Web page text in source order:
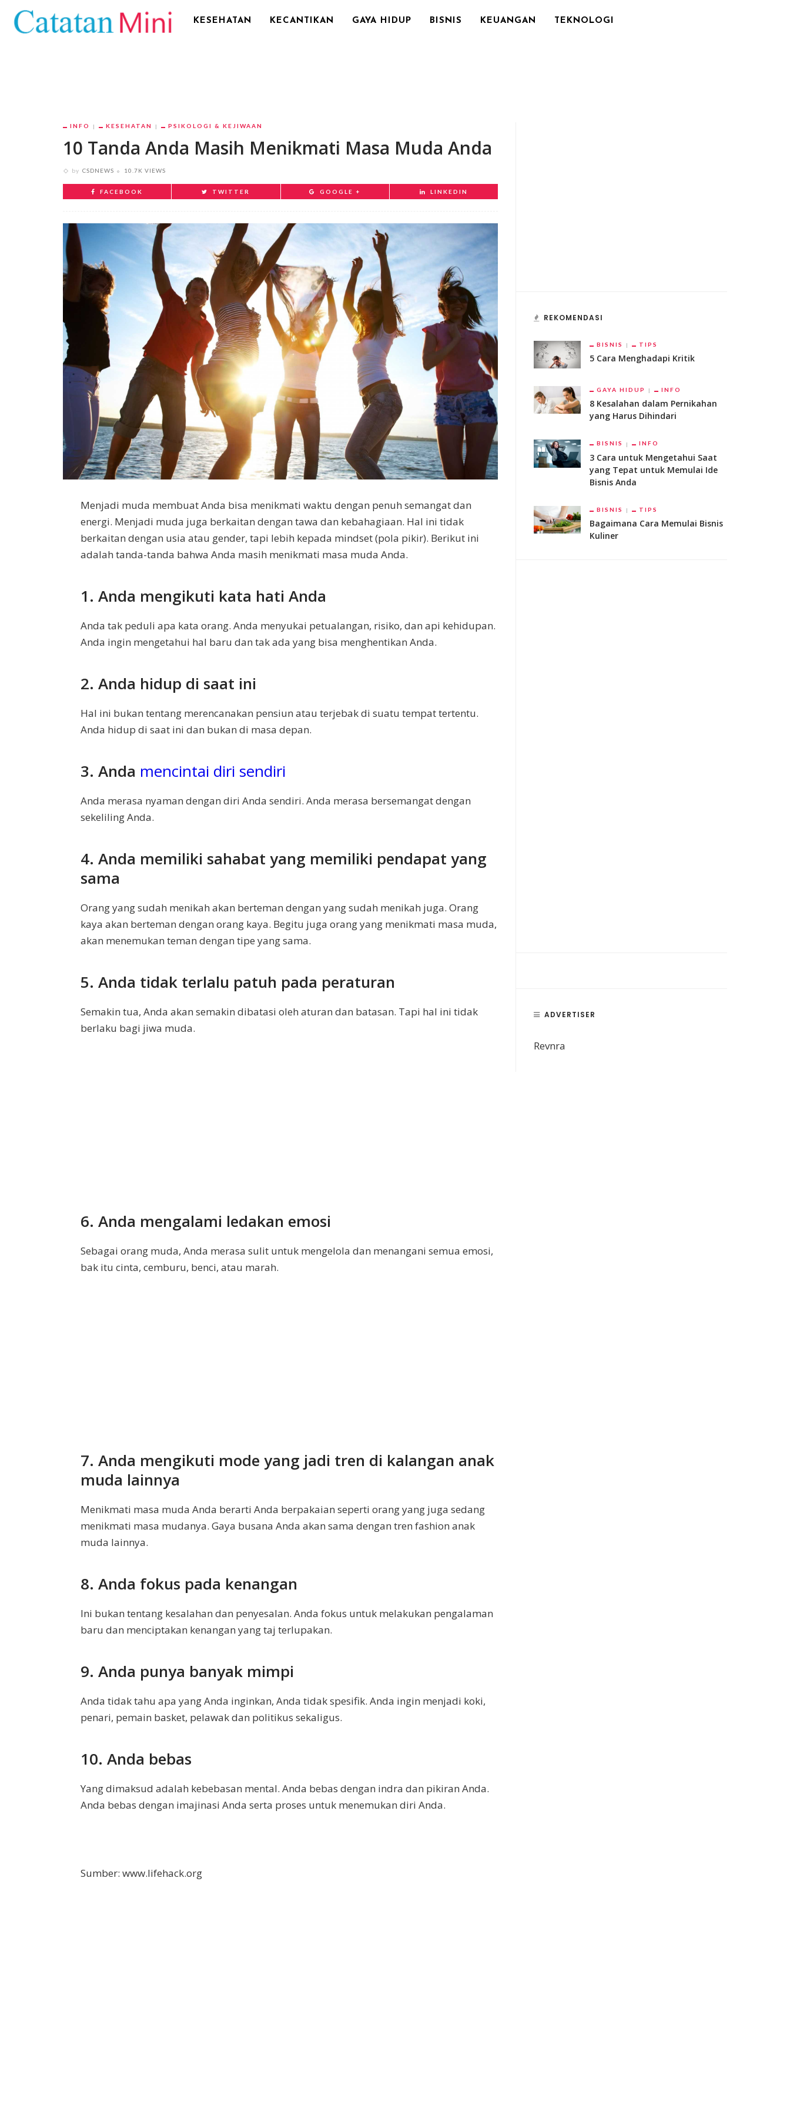
KESEHATAN KECANTIKAN GAYA HIDUP BISNIS KEUANGAN TEKNOLOGI
INFO KESEHATAN PSIKOLOGI & KEJIWAAN
10 Tanda Anda Masih Menikmati Masa Muda Anda
by CSDNEWS 10.7K VIEWS
FACEBOOK TWITTER GOOGLE + LINKEDIN
Menjadi muda membuat Anda bisa menikmati waktu dengan penuh semangat dan
energi. Menjadi muda juga berkaitan dengan tawa dan kebahagiaan. Hal ini tidak
berkaitan dengan usia atau gender, tapi lebih kepada mindset (pola pikir). Berikut ini
adalah tanda-tanda bahwa Anda masih menikmati masa muda Anda.
1. Anda mengikuti kata hati Anda
Anda tak peduli apa kata orang. Anda menyukai petualangan, risiko, dan api kehidupan.
Anda ingin mengetahui hal baru dan tak ada yang bisa menghentikan Anda.
2. Anda hidup di saat ini
Hal ini bukan tentang merencanakan pensiun atau terjebak di suatu tempat tertentu.
Anda hidup di saat ini dan bukan di masa depan.
3. Anda mencintai diri sendiri
Anda merasa nyaman dengan diri Anda sendiri. Anda merasa bersemangat dengan
sekeliling Anda.
4. Anda memiliki sahabat yang memiliki pendapat yang
sama
Orang yang sudah menikah akan berteman dengan yang sudah menikah juga. Orang
kaya akan berteman dengan orang kaya. Begitu juga orang yang menikmati masa muda,
akan menemukan teman dengan tipe yang sama.
5. Anda tidak terlalu patuh pada peraturan
Semakin tua, Anda akan semakin dibatasi oleh aturan dan batasan. Tapi hal ini tidak
berlaku bagi jiwa muda.
6. Anda mengalami ledakan emosi
Sebagai orang muda, Anda merasa sulit untuk mengelola dan menangani semua emosi,
bak itu cinta, cemburu, benci, atau marah.
7. Anda mengikuti mode yang jadi tren di kalangan anak
muda lainnya
Menikmati masa muda Anda berarti Anda berpakaian seperti orang yang juga sedang
menikmati masa mudanya. Gaya busana Anda akan sama dengan tren fashion anak
muda lainnya.
8. Anda fokus pada kenangan
Ini bukan tentang kesalahan dan penyesalan. Anda fokus untuk melakukan pengalaman
baru dan menciptakan kenangan yang taj terlupakan.
9. Anda punya banyak mimpi
Anda tidak tahu apa yang Anda inginkan, Anda tidak spesifik. Anda ingin menjadi koki,
penari, pemain basket, pelawak dan politikus sekaligus.
10. Anda bebas
Yang dimaksud adalah kebebasan mental. Anda bebas dengan indra dan pikiran Anda.
Anda bebas dengan imajinasi Anda serta proses untuk menemukan diri Anda.
Sumber: www.lifehack.org
REKOMENDASI
BISNIS TIPS
5 Cara Menghadapi Kritik
GAYA HIDUP INFO
8 Kesalahan dalam Pernikahan
yang Harus Dihindari
BISNIS INFO
3 Cara untuk Mengetahui Saat
yang Tepat untuk Memulai Ide
Bisnis Anda
BISNIS TIPS
Bagaimana Cara Memulai Bisnis
Kuliner
ADVERTISER
Revnra